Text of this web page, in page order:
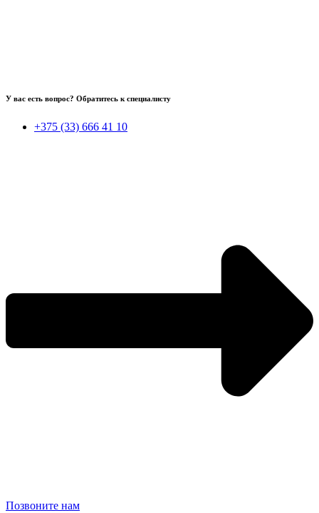
У вас есть вопрос? Обратитесь к специалисту
+375 (33) 666 41 10
Позвоните нам